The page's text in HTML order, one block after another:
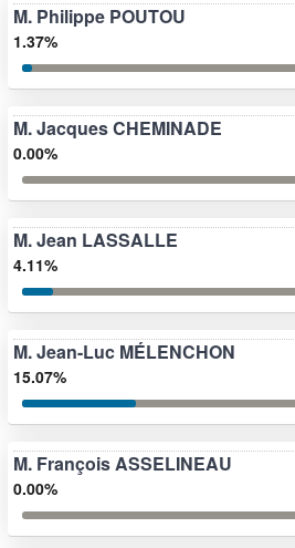
M. Philippe POUTOU
1.37%
M. Jacques CHEMINADE
0.00%
M. Jean LASSALLE
4.11%
M. Jean-Luc MÉLENCHON
15.07%
M. François ASSELINEAU
0.00%